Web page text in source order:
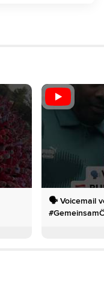
🗣️ Voicemail